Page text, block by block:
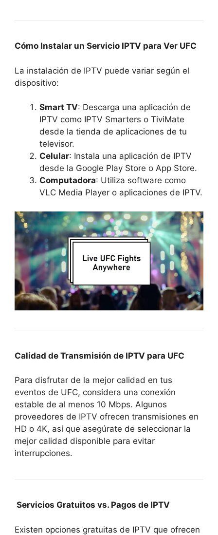
Cómo Instalar un Servicio IPTV para Ver UFC
La instalación de IPTV puede variar según el
dispositivo:
Smart TV: Descarga una aplicación de
IPTV como IPTV Smarters o TiviMate
desde la tienda de aplicaciones de tu
televisor.
Celular: Instala una aplicación de IPTV
desde la Google Play Store o App Store.
Computadora: Utiliza software como
VLC Media Player o aplicaciones de IPTV.
Calidad de Transmisión de IPTV para UFC
Para disfrutar de la mejor calidad en tus
eventos de UFC, considera una conexión
estable de al menos 10 Mbps. Algunos
proveedores de IPTV ofrecen transmisiones en
HD o 4K, así que asegúrate de seleccionar la
mejor calidad disponible para evitar
interrupciones.
Servicios Gratuitos vs. Pagos de IPTV
Existen opciones gratuitas de IPTV que ofrecen